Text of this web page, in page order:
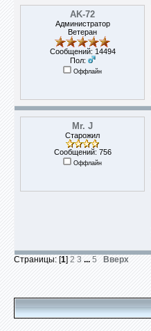
AK-72
Администратор
Ветеран
Сообщений: 14494
Пол:
Оффлайн
Mr. J
Старожил
Сообщений: 756
Оффлайн
Страницы: [1] 2 3 ... 5 Вверх